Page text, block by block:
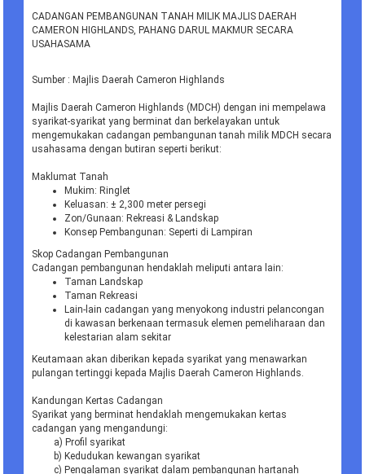
CADANGAN PEMBANGUNAN TANAH MILIK MAJLIS DAERAH
CAMERON HIGHLANDS, PAHANG DARUL MAKMUR SECARA
USAHASAMA
Sumber : Majlis Daerah Cameron Highlands
Majlis Daerah Cameron Highlands (MDCH) dengan ini mempelawa
syarikat-syarikat yang berminat dan berkelayakan untuk
mengemukakan cadangan pembangunan tanah milik MDCH secara
usahasama dengan butiran seperti berikut:
Maklumat Tanah
Mukim: Ringlet
Keluasan: ± 2,300 meter persegi
Zon/Gunaan: Rekreasi & Landskap
Konsep Pembangunan: Seperti di Lampiran
Skop Cadangan Pembangunan
Cadangan pembangunan hendaklah meliputi antara lain:
Taman Landskap
Taman Rekreasi
Lain-lain cadangan yang menyokong industri pelancongan
di kawasan berkenaan termasuk elemen pemeliharaan dan
kelestarian alam sekitar
Keutamaan akan diberikan kepada syarikat yang menawarkan
pulangan tertinggi kepada Majlis Daerah Cameron Highlands.
Kandungan Kertas Cadangan
Syarikat yang berminat hendaklah mengemukakan kertas
cadangan yang mengandungi:
a) Profil syarikat
b) Kedudukan kewangan syarikat
c) Pengalaman syarikat dalam pembangunan hartanah